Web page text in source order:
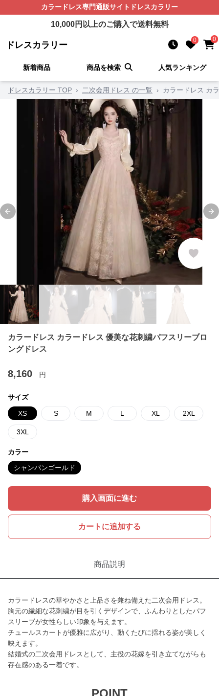
カラードレス専門通販サイト ドレスカラリー
10,000円以上のご購入で送料無料
ドレスカラリー 0 0
新着商品 商品を検索 人気ランキング
ドレスカラリー TOP › 二次会用ドレス の一覧 › カラードレス カ
Previous slide
カラードレス カラードレス 優美な花刺繍パフスリーブロ
ングドレス
8,160 円
サイズ
XS S M L XL 2XL
3XL
カラー
シャンパンゴールド
購入画面に進む
カートに追加する
商品説明
カラードレスの華やかさと上品さを兼ね備えた二次会用ドレス。
胸元の繊細な花刺繍が目を引くデザインで、ふんわりとしたパフ
スリーブが女性らしい印象を与えます。
チュールスカートが優雅に広がり、動くたびに揺れる姿が美しく
映えます。
結婚式の二次会用ドレスとして、主役の花嫁を引き立てながらも
存在感のある一着です。
POINT